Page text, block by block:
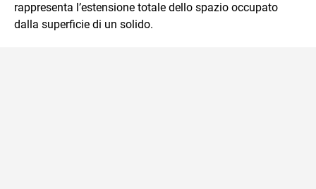
rappresenta l’estensione totale dello spazio occupato
dalla superficie di un solido.